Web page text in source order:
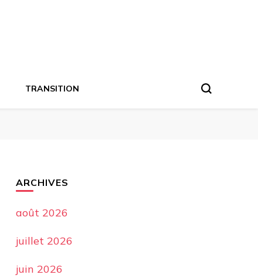
TRANSITION
ARCHIVES
août 2026
juillet 2026
juin 2026